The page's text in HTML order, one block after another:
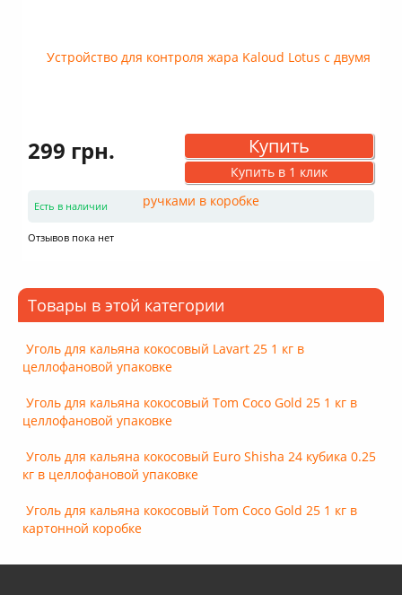
299 грн. Купить
Купить в 1 клик
Есть в наличии
Отзывов пока нет
Товары в этой категории
Уголь для кальяна кокосовый Lavart 25 1 кг в
целлофановой упаковке
Уголь для кальяна кокосовый Tom Coco Gold 25 1 кг в
целлофановой упаковке
Уголь для кальяна кокосовый Euro Shisha 24 кубика 0.25
кг в целлофановой упаковке
Уголь для кальяна кокосовый Tom Coco Gold 25 1 кг в
картонной коробке